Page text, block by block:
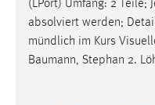
(LPort) Umfang: 2 Teile;
absolviert werden;
mündlich im Kurs
Baumann, Stephan 2.